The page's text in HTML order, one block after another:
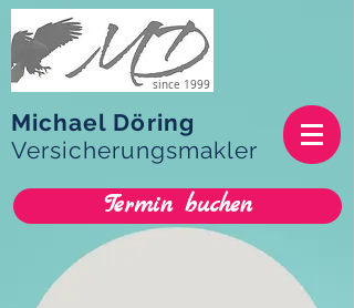
since 1999
Michael Döring
Versicherungsmakler
Termin buchen